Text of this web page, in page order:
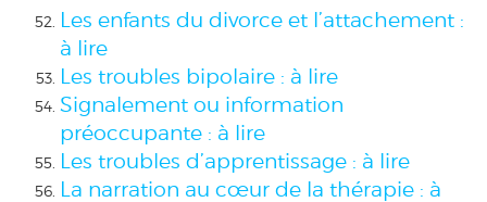
Les enfants du divorce et l’attachement :
à lire
Les troubles bipolaire : à lire
Signalement ou information
préoccupante : à lire
Les troubles d’apprentissage : à lire
La narration au cœur de la thérapie : à